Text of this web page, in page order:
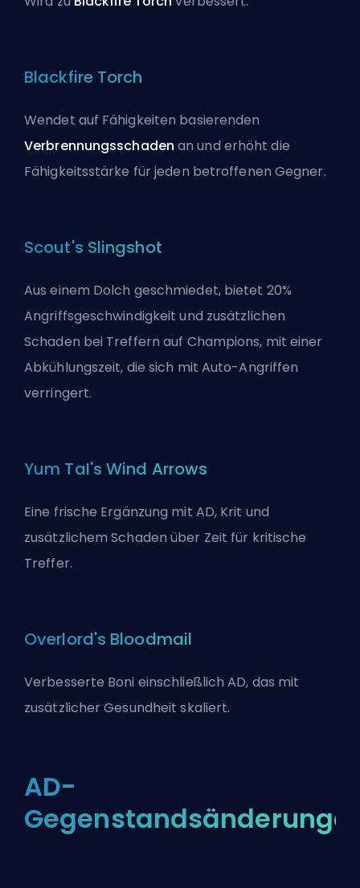
Blackfire Torch
Wendet auf Fähigkeiten basierenden
Verbrennungsschaden an und erhöht die
Fähigkeitsstärke für jeden betroffenen Gegner.
Scout's Slingshot
Aus einem Dolch geschmiedet, bietet 20%
Angriffsgeschwindigkeit und zusätzlichen
Schaden bei Treffern auf Champions, mit einer
Abkühlungszeit, die sich mit Auto-Angriffen
verringert.
Yum TaI's Wind Arrows
Eine frische Ergänzung mit AD, Krit und
zusätzlichem Schaden über Zeit für kritische
Treffer.
Overlord's Bloodmail
Verbesserte Boni einschließlich AD, das mit
zusätzlicher Gesundheit skaliert.
AD-